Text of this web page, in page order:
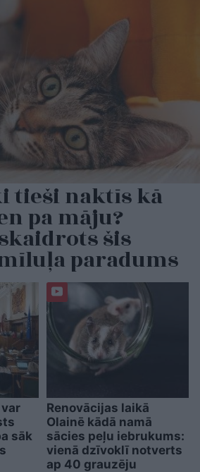
tieši naktīs kā
pa māju?
šis
paradums
sāk
Renovācijas laikā
Olainē kādā namā
sācies peļu iebrukums:
vienā dzīvoklī notverts
ap 40 grauzēju